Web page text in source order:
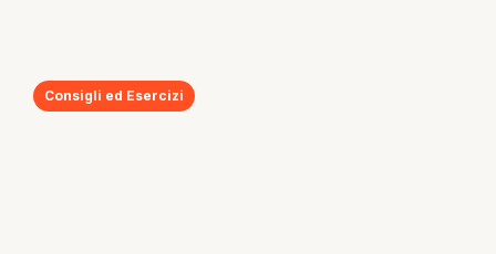
Consigli ed Esercizi